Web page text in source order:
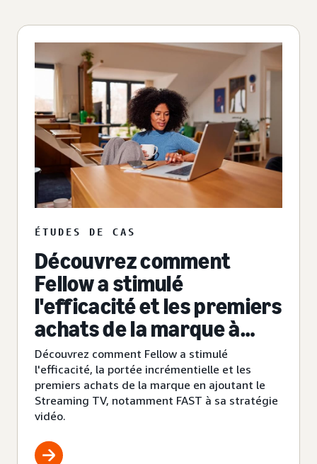
ÉTUDES DE CAS
Découvrez comment
Fellow a stimulé
l'efficacité et les premiers
achats de la marque à
l'aide du Streaming TV
Découvrez comment Fellow a stimulé
l'efficacité, la portée incrémentielle et les
premiers achats de la marque en ajoutant le
Streaming TV, notamment FAST à sa stratégie
vidéo.